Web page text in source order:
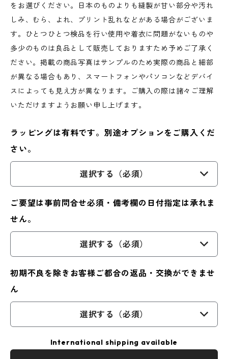
をお選びください。日本のものよりも縫製が甘い部分や汚れ
しみ、むら、よれ、プリント乱れなどがある場合がございま
す。ひとつひとつ検品を行い使用や着衣に問題がないものや
多少のものは良品として販売しておりますため予めご了承く
ださい。掲載の商品写真はサンプルのため実際の商品と細部
が異なる場合もあり、スマートフォンやパソコンなどデバイ
スによっても見え方が異なります。ご購入の際は諸々ご理解
いただけますようお願い申し上げます。
ラッピングは有料です。別途オプションをご購入くだ
さい。
選択する（必須）
ご要望は事前問合せ必須・備考欄の日付指定は承れま
せん。
選択する（必須）
初期不良を除きお客様ご都合の返品・交換ができませ
ん
選択する（必須）
International shipping available